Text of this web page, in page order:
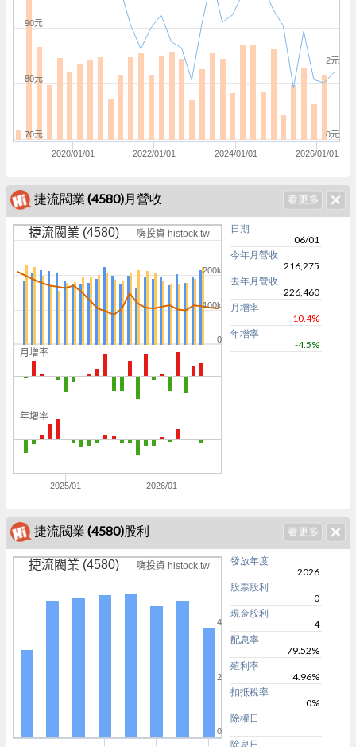
2020/01/01 2022/01/01 2024/01/01 2026/01/01
0元
2元
70元
80元
90元
捷流閥業 (4580)月營收
月增率
年增率
捷流閥業 (4580) 嗨投資 histock.tw
2025/01 2026/01
0
100k
200k
日期
06/01
今年月營收
216,275
去年月營收
226,460
月增率
10.4%
年增率
-4.5%
捷流閥業 (4580)股利
捷流閥業 (4580) 嗨投資 histock.tw
0
2
4
發放年度
2026
股票股利
0
現金股利
4
配息率
79.52%
殖利率
4.96%
扣抵稅率
0%
除權日
-
除息日